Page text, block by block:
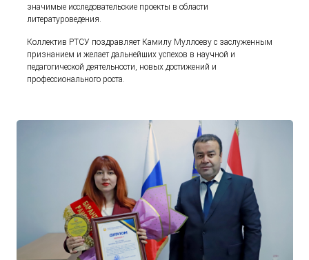
значимые исследовательские проекты в области
литературоведения.
Коллектив РТСУ поздравляет Камилу Муллоеву с заслуженным
признанием и желает дальнейших успехов в научной и
педагогической деятельности, новых достижений и
профессионального роста.